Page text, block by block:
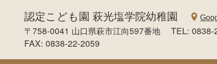
認定こども園 萩光塩学院幼稚園
〒758-0041 山口県萩市江向597番地 TEL:
FAX: 0838-22-2059